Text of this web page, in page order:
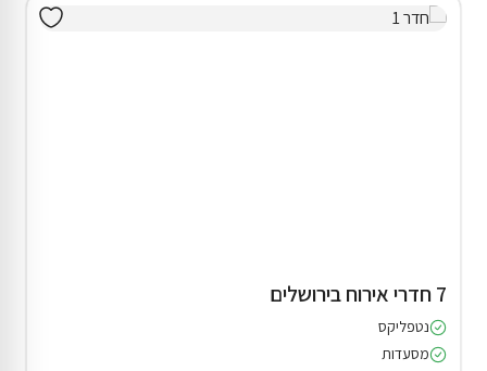
7 חדרי אירוח בירושלים
נטפליקס
מסעדות